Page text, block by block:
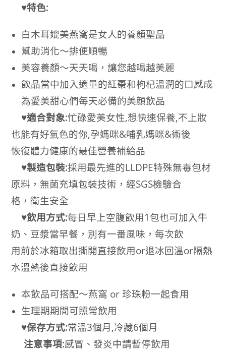
♥特色:
白木耳媲美燕窩是女人的養顏聖品
幫助消化～排便順暢
美容養顏～天天喝，讓您越喝越美麗
飲品當中加入適量的紅棗和枸杞溫潤的口感成
為愛美甜心們每天必備的美顔飲品
♥適合對象:忙碌愛美女性,想快速保養,不上妝
也能有好氣色的你,孕媽咪&哺乳媽咪&術後
恢復體力健康的最佳營養補給品
♥製造包裝:採用最先進的LLDPE特殊無毒包材
原料，無菌充填包裝技術，經SGS檢驗合
格，衛生安全
♥飲用方式:每日早上空腹飲用1包也可加入牛
奶、豆漿當早餐，別有一番風味，每次飲
用前於冰箱取出撕開直接飲用or退冰回溫or隔熱
水溫熱後直接飲用
本飲品可搭配～燕窩 or 珍珠粉一起食用
生理期期間可照常飲用
♥保存方式:常溫3個月,冷藏6個月
注意事項:感冒、發炎中請暫停飲用